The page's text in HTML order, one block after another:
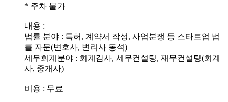
* 주차 불가
내용 :
법률 분야 : 특허, 계약서 작성, 사업분쟁 등 스타트업 법
률 자문(변호사, 변리사 동석)
세무회계분야 : 회계감사, 세무컨설팅, 재무컨설팅(회계
사, 중개사)
비용 : 무료